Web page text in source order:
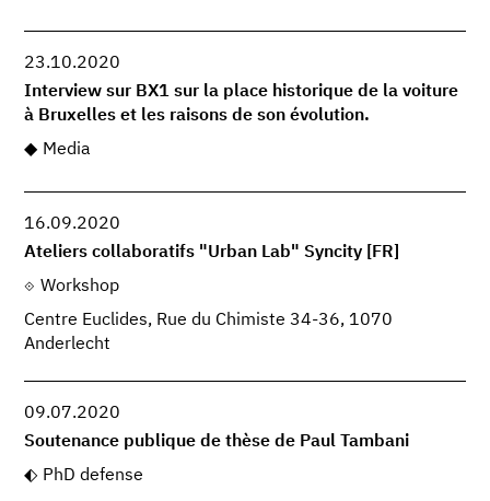
23.10.2020
Interview sur BX1 sur la place historique de la voiture
à Bruxelles et les raisons de son évolution.
Media
16.09.2020
Ateliers collaboratifs "Urban Lab" Syncity [FR]
Workshop
Centre Euclides, Rue du Chimiste 34-36, 1070
Anderlecht
09.07.2020
Soutenance publique de thèse de Paul Tambani
PhD defense